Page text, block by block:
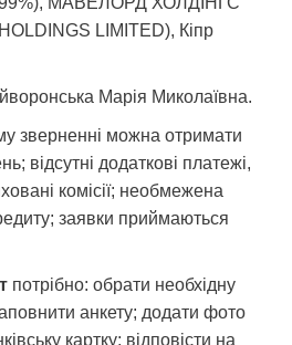
LIMITED), Кіпр
Марія Миколаївна.
зверненні можна отримати
відсутні додаткові платежі,
комісії; необмежена
заявки приймаються
потрібно: обрати необхідну
анкету; додати фото
картку; відповісти на